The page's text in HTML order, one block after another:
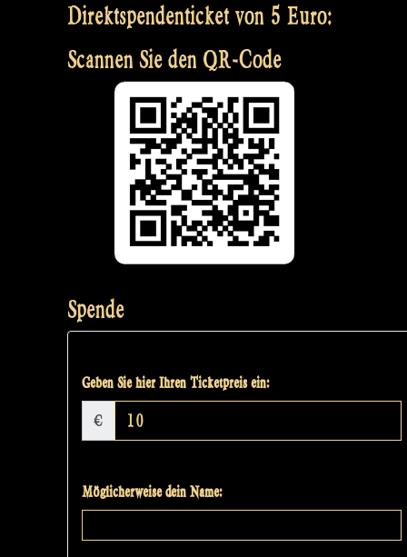
Direktspendenticket von 5 Euro:
Scannen Sie den QR-Code
Spende
Geben Sie hier Ihren Ticketpreis ein:
€
Möglicherweise dein Name: